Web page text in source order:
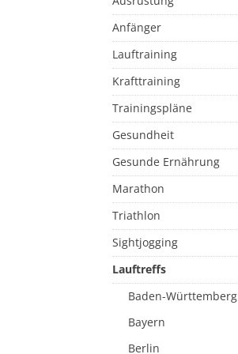
Anfänger
Lauftraining
Krafttraining
Trainingspläne
Gesundheit
Gesunde Ernährung
Marathon
Triathlon
Sightjogging
Lauftreffs
Baden-Württemberg
Bayern
Berlin